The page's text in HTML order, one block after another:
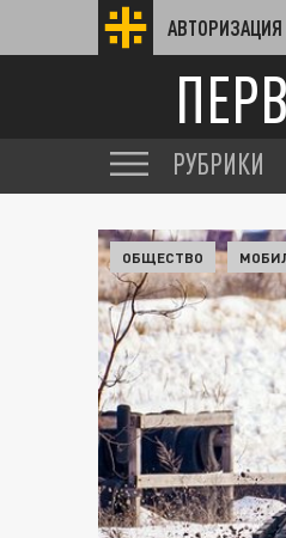
АВТОРИЗАЦИЯ
РУБРИКИ
ОБЩЕСТВО